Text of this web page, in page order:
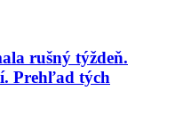
rušný týždeň.
Prehľad tých